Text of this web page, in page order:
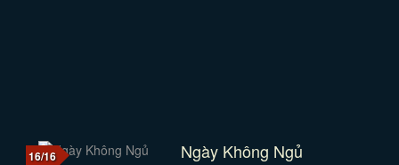
16/16 Ngày Không Ngủ